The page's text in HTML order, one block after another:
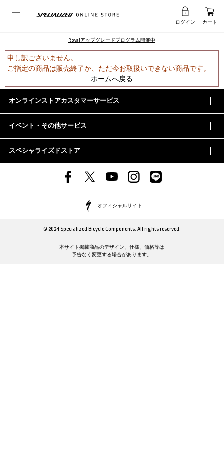
ログイン カート
Rovalアップグレードプログラム開催中
申し訳ございません。
ご指定の商品は販売終了か、ただ今お取扱いできない商品です。
ホームへ戻る
オンラインストアカスタマーサービス
イベント・その他サービス
スペシャライズドストア
オフィシャルサイト
© 2024 Specialized Bicycle Components. All rights reserved.
本サイト掲載商品のデザイン、仕様、価格等は
予告なく変更する場合があります。